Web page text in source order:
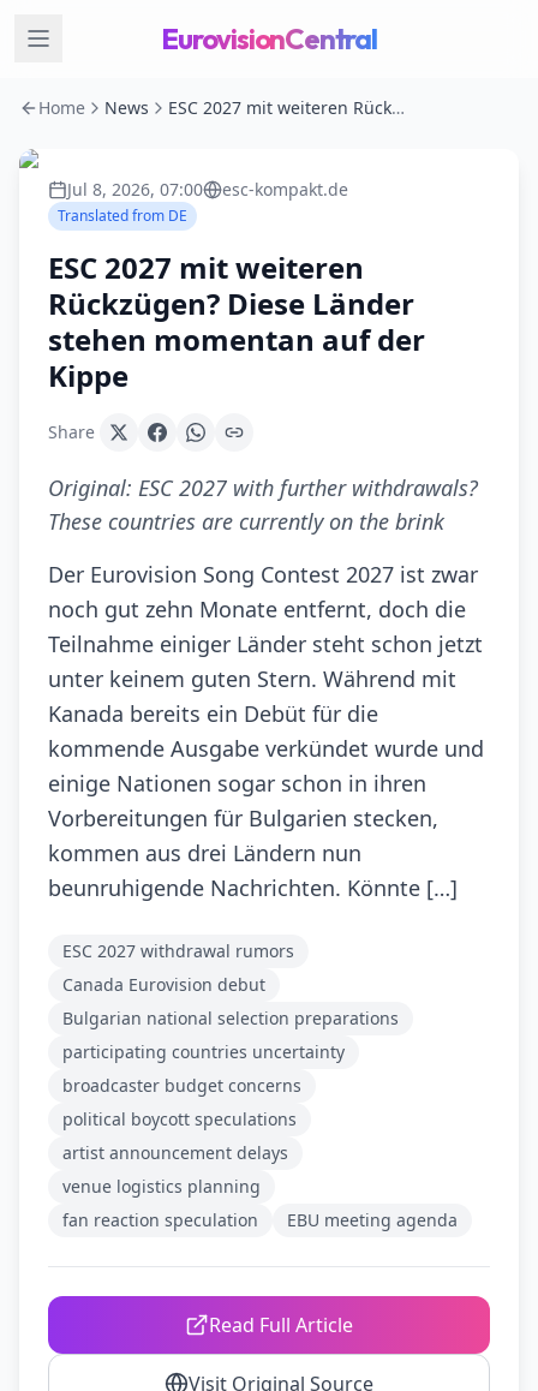
EurovisionCentral
Home News ESC 2027 mit weiteren Rückzügen? Diese Länder stehen momentan auf der Kippe
Jul 8, 2026, 07:00 esc-kompakt.de
Translated from DE
ESC 2027 mit weiteren
Rückzügen? Diese Länder
stehen momentan auf der
Kippe
Share
Original: ESC 2027 with further withdrawals?
These countries are currently on the brink
Der Eurovision Song Contest 2027 ist zwar
noch gut zehn Monate entfernt, doch die
Teilnahme einiger Länder steht schon jetzt
unter keinem guten Stern. Während mit
Kanada bereits ein Debüt für die
kommende Ausgabe verkündet wurde und
einige Nationen sogar schon in ihren
Vorbereitungen für Bulgarien stecken,
kommen aus drei Ländern nun
beunruhigende Nachrichten. Könnte […]
ESC 2027 withdrawal rumors
Canada Eurovision debut
Bulgarian national selection preparations
participating countries uncertainty
broadcaster budget concerns
political boycott speculations
artist announcement delays
venue logistics planning
fan reaction speculation
EBU meeting agenda
Read Full Article
Visit Original Source